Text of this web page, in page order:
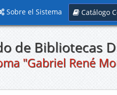
Sobre el Sistema Catálogo
de Bibliotecas
"Gabriel René